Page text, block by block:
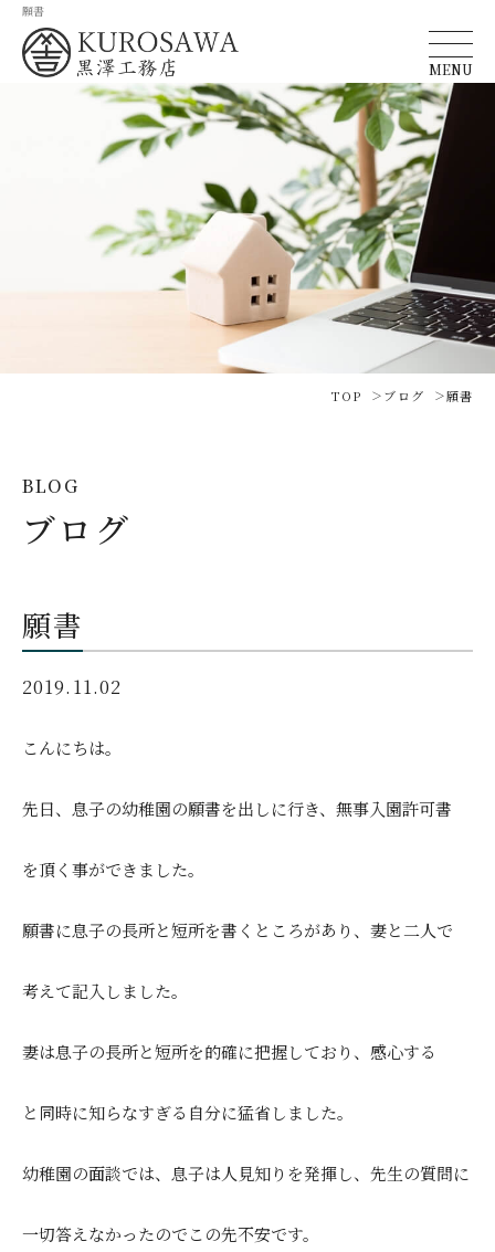
願書
MENU
TOP ブログ 願書
BLOG
ブログ
願書
2019.11.02
こんにちは。
先日、息子の幼稚園の願書を出しに行き、無事入園許可書
を頂く事ができました。
願書に息子の長所と短所を書くところがあり、妻と二人で
考えて記入しました。
妻は息子の長所と短所を的確に把握しており、感心する
と同時に知らなすぎる自分に猛省しました。
幼稚園の面談では、息子は人見知りを発揮し、先生の質問に
一切答えなかったのでこの先不安です。